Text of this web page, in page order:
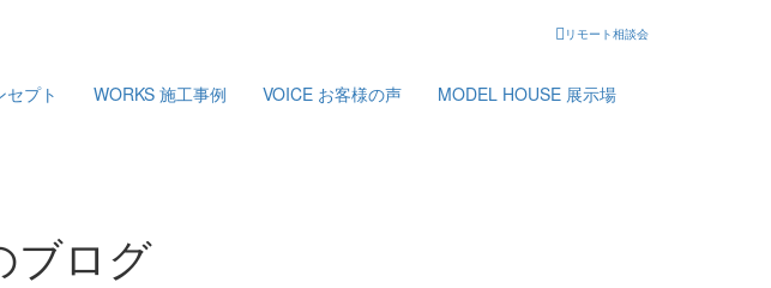
リモート相談会
セプト WORKS 施工事例 VOICE お客様の声 MODEL HOUSE 展示場
ブログ